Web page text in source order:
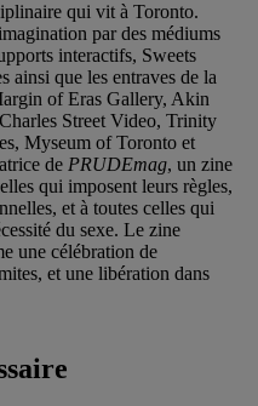
qui vit à Toronto.
par des médiums
interactifs, Sweets
ainsi que les entraves de la
of Eras Gallery, Akin
Street Video, Trinity
Myseum of Toronto et
de PRUDEmag, un zine
qui imposent leurs règles,
et à toutes celles qui
du sexe. Le zine
une célébration de
et une libération dans